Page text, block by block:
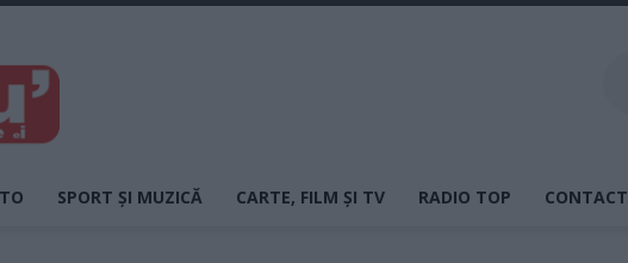
SPORT ȘI MUZICĂ CARTE, FILM ȘI TV RADIO TOP CONTACT